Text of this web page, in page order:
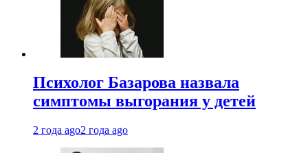
Психолог Базарова назвала
симптомы выгорания у детей
2 года ago2 года ago